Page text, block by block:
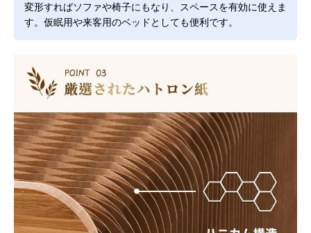
変形すればソファや椅子にもなり、スペースを有効に使えま
す。仮眠用や来客用のベッドとしても便利です。